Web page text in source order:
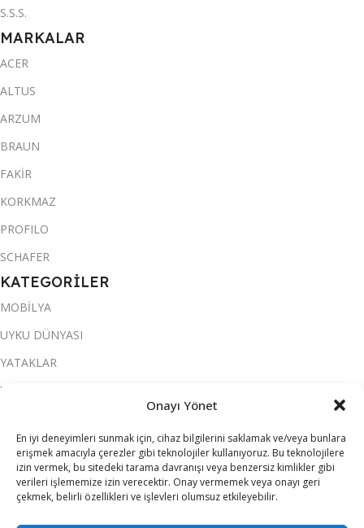
Onayı Yönet
En iyi deneyimleri sunmak için, cihaz bilgilerini saklamak ve/veya bunlara
erişmek amacıyla çerezler gibi teknolojiler kullanıyoruz. Bu teknolojilere
izin vermek, bu sitedeki tarama davranışı veya benzersiz kimlikler gibi
verileri işlememize izin verecektir. Onay vermemek veya onayı geri
çekmek, belirli özellikleri ve işlevleri olumsuz etkileyebilir.
S.S.S.
MARKALAR
ACER
ALTUS
ARZUM
BRAUN
FAKİR
KORKMAZ
PROFILO
SCHAFER
KATEGORİLER
MOBİLYA
UYKU DÜNYASI
YATAKLAR
YATAK ODASI
KOLTUK TAKIMI
YEMEK ODASI
SOFRA & MUTFAK